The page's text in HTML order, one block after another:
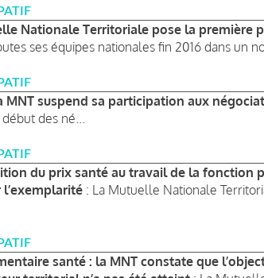
Nationale Territoriale pose la première
ses équipes nationales fin 2016 dans un
MNT suspend sa participation aux
des né...
du prix santé au travail de la fonction
: La Mutuelle Nationale
santé : la MNT constate que